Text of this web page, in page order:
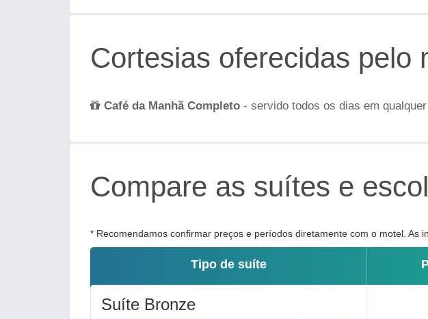
Cortesias oferecidas pelo
Café da Manhã Completo - servido todos os dias em
Compare as suítes e
* Recomendamos confirmar preços e períodos diretamente com o motel. As
Tipo de suíte
Suíte Bronze